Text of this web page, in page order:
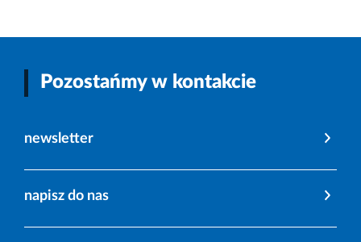
Pozostańmy w kontakcie
newsletter
napisz do nas